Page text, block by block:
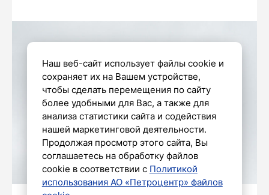
Наш веб-сайт использует файлы cookie и
сохраняет их на Вашем устройстве,
чтобы сделать перемещения по сайту
более удобными для Вас, а также для
анализа статистики сайта и содействия
нашей маркетинговой деятельности.
Продолжая просмотр этого сайта, Вы
соглашаетесь на обработку файлов
cookie в соответствии с Политикой
использования АО «Петроцентр» файлов